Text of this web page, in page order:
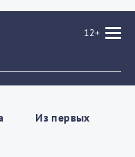
12+
Из пеpвых